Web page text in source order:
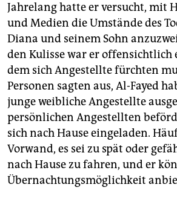
Jahrelang hatte er versucht, mit
und Medien die Umstände des
Diana und seinem Sohn
den Kulisse war er offensichtlich
dem sich Angestellte fürchten
Personen sagten aus, Al-Fayed
junge weibliche Angestellte
persönlichen Angestellten
sich nach Hause eingeladen.
Vorwand, es sei zu spät oder
nach Hause zu fahren, und er
Übernachtungsmöglichkeit